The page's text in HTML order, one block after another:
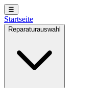
☰
Startseite
Reparaturauswahl